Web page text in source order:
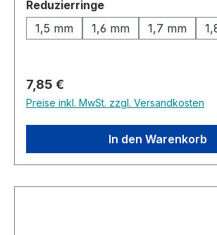
Reduzierringeauswählen
1,5 mm
1,6 mm 1,7 mm
Regulärer Preis:
7,85 €
Preise inkl. MwSt. zzgl. Versandkosten
In den Warenkorb